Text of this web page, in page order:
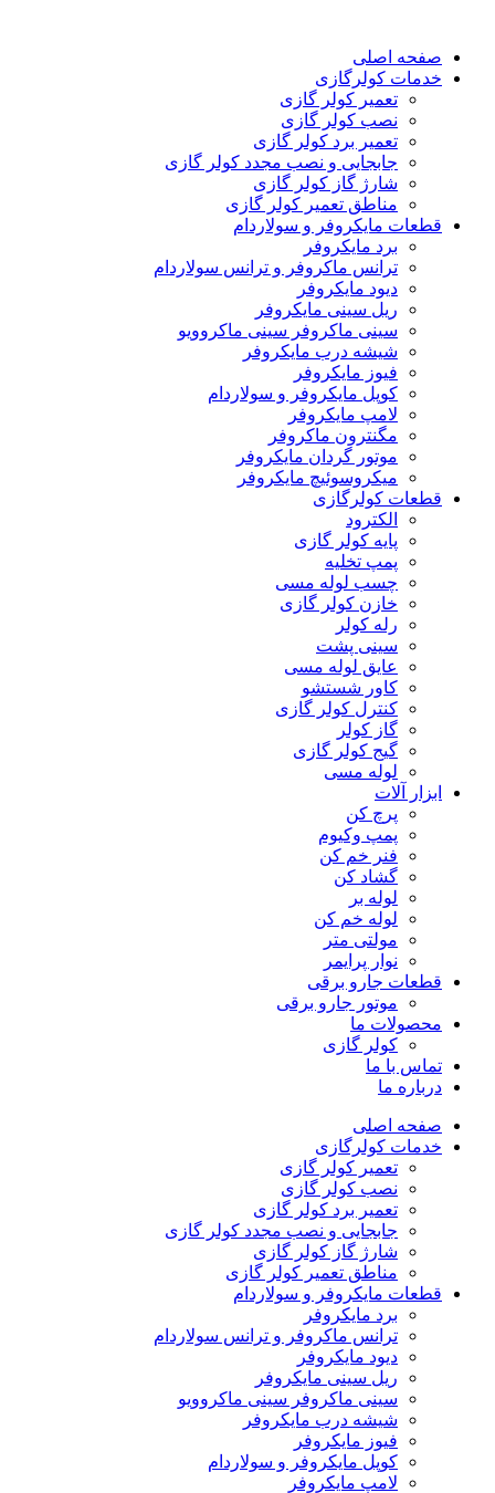
صفحه اصلی
خدمات کولرگازی
تعمیر کولر گازی
نصب کولر گازی
تعمیر برد کولر گازی
جابجایی و نصب مجدد کولر گازی
شارژ گاز کولر گازی
مناطق تعمیر کولر گازی
قطعات مایکروفر و سولاردام
برد مایکروفر
ترانس ماکروفر و ترانس سولاردام
دیود مایکروفر
ریل سینی مایکروفر
سینی ماکروفر سینی ماکروویو
شیشه درب مایکروفر
فیوز مایکروفر
کوپل مایکروفر و سولاردام
لامپ مایکروفر
مگنترون ماکروفر
موتور گردان مایکروفر
میکروسوئیچ مایکروفر
قطعات کولرگازی
الکترود
پایه کولر گازی
پمپ تخلیه
چسب لوله مسی
خازن کولر گازی
رله کولر
سینی پشت
عایق لوله مسی
کاور شستشو
کنترل کولر گازی
گاز کولر
گیج کولر گازی
لوله مسی
ابزار آلات
پرچ کن
پمپ وکیوم
فنر خم کن
گشاد کن
لوله بر
لوله خم کن
مولتی متر
نوار پرایمر
قطعات جارو برقی
موتور جارو برقی
محصولات ما
کولر گازی
تماس با ما
درباره ما
صفحه اصلی
خدمات کولرگازی
تعمیر کولر گازی
نصب کولر گازی
تعمیر برد کولر گازی
جابجایی و نصب مجدد کولر گازی
شارژ گاز کولر گازی
مناطق تعمیر کولر گازی
قطعات مایکروفر و سولاردام
برد مایکروفر
ترانس ماکروفر و ترانس سولاردام
دیود مایکروفر
ریل سینی مایکروفر
سینی ماکروفر سینی ماکروویو
شیشه درب مایکروفر
فیوز مایکروفر
کوپل مایکروفر و سولاردام
لامپ مایکروفر